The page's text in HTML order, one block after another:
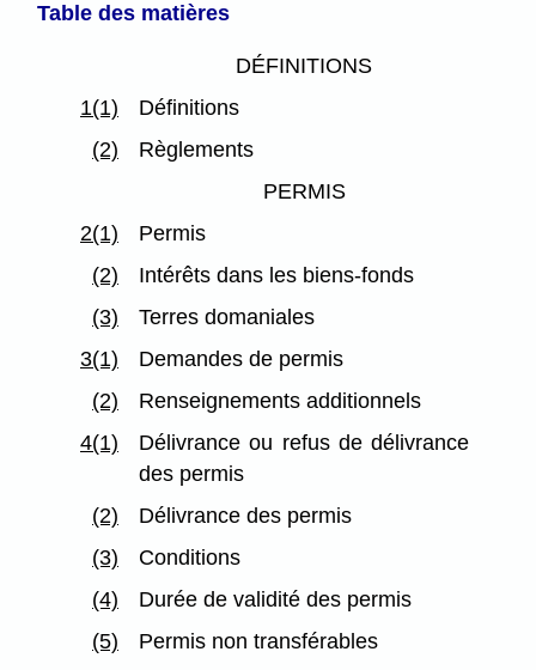
Table des matières
DÉFINITIONS
1(1)
Définitions
(2)
Règlements
PERMIS
2(1)
Permis
(2)
Intérêts dans les biens-fonds
(3)
Terres domaniales
3(1)
Demandes de permis
(2)
Renseignements additionnels
4(1)
Délivrance ou refus de délivrance
des permis
(2)
Délivrance des permis
(3)
Conditions
(4)
Durée de validité des permis
(5)
Permis non transférables